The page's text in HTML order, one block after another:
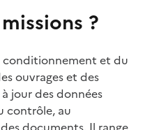
?
conditionnement et du
ouvrages et des
jour des données
contrôle, au